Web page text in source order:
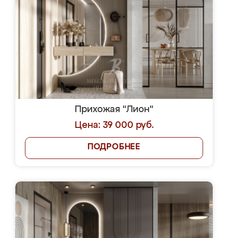
Прихожая "Лион"
Цена: 39 000 руб.
ПОДРОБНЕЕ